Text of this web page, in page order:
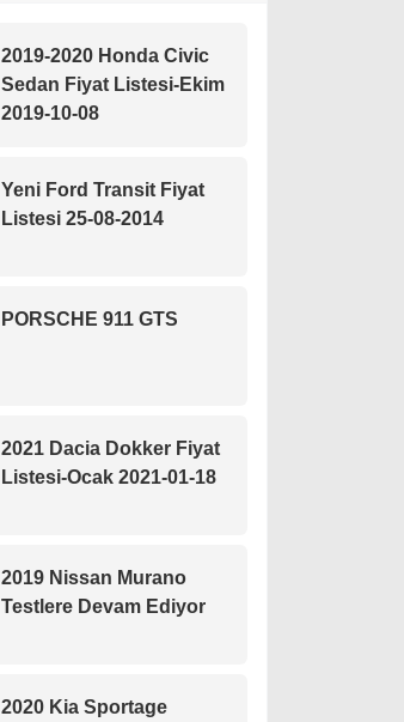
2019-2020 Honda Civic
Sedan Fiyat Listesi-Ekim
2019-10-08
Yeni Ford Transit Fiyat
Listesi 25-08-2014
PORSCHE 911 GTS
2021 Dacia Dokker Fiyat
Listesi-Ocak 2021-01-18
2019 Nissan Murano
Testlere Devam Ediyor
2020 Kia Sportage